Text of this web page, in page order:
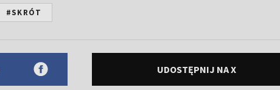
#SKRÓT
UDOSTĘPNIJ NA X